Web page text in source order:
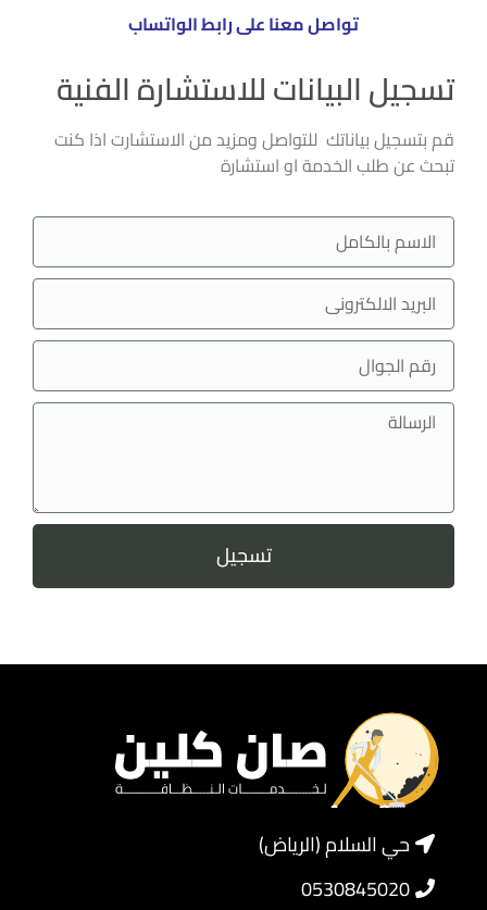
تواصل معنا على رابط الواتساب
تسجيل البيانات للاستشارة الفنية
قم بتسجيل بياناتك للتواصل ومزيد من الاستشارت اذا كنت
تبحث عن طلب الخدمة او استشارة
تسجيل
حي السلام (الرياض)
0530845020